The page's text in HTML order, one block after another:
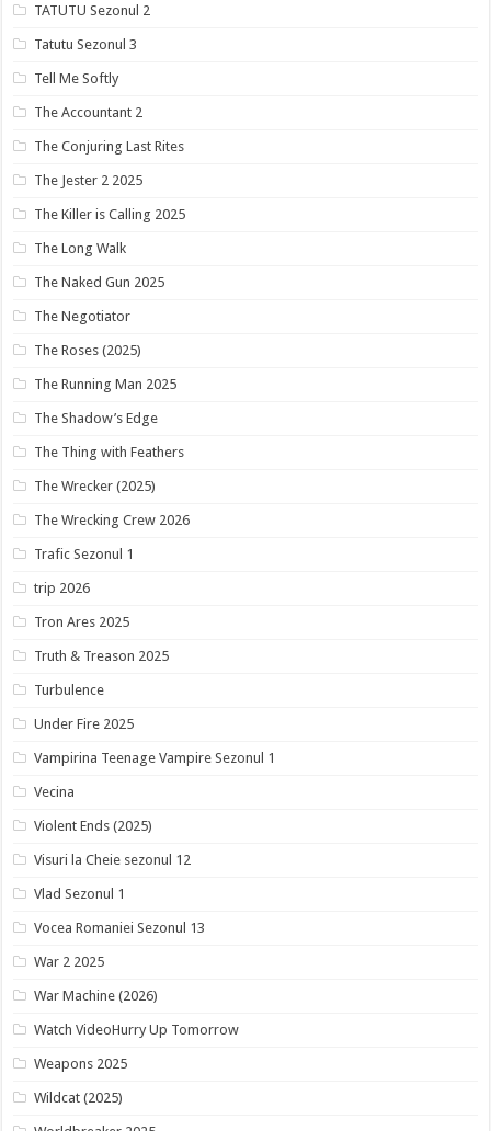
TATUTU Sezonul 2
Tatutu Sezonul 3
Tell Me Softly
The Accountant 2
The Conjuring Last Rites
The Jester 2 2025
The Killer is Calling 2025
The Long Walk
The Naked Gun 2025
The Negotiator
The Roses (2025)
The Running Man 2025
The Shadow’s Edge
The Thing with Feathers
The Wrecker (2025)
The Wrecking Crew 2026
Trafic Sezonul 1
trip 2026
Tron Ares 2025
Truth & Treason 2025
Turbulence
Under Fire 2025
Vampirina Teenage Vampire Sezonul 1
Vecina
Violent Ends (2025)
Visuri la Cheie sezonul 12
Vlad Sezonul 1
Vocea Romaniei Sezonul 13
War 2 2025
War Machine (2026)
Watch VideoHurry Up Tomorrow
Weapons 2025
Wildcat (2025)